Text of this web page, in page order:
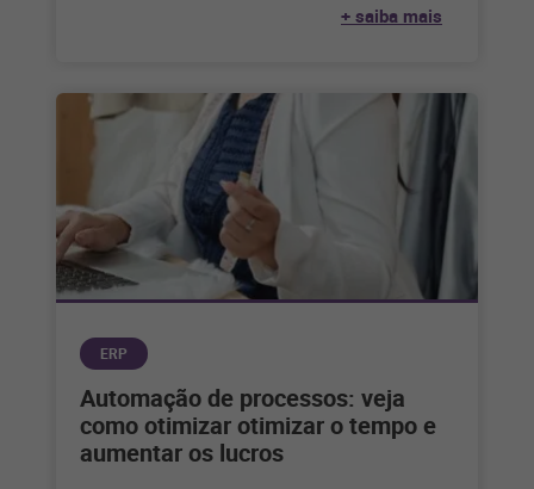
+ saiba mais
ERP
Automação de processos: veja
como otimizar otimizar o tempo e
aumentar os lucros